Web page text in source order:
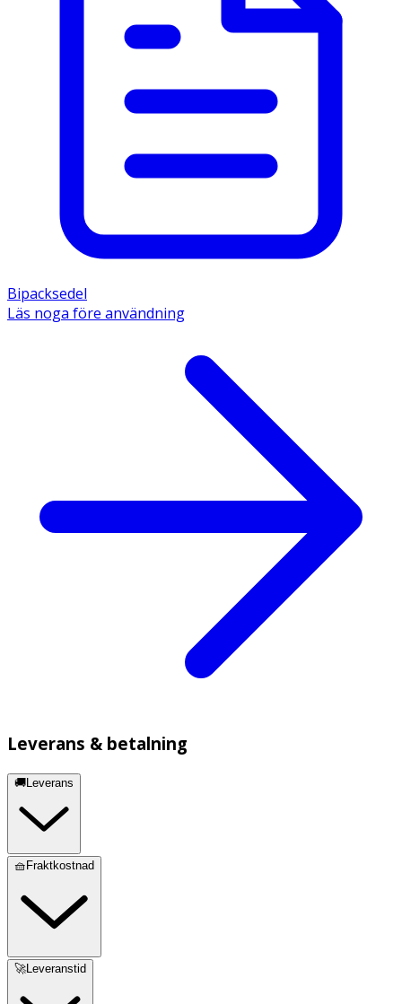
Bipacksedel
Läs noga före användning
Leverans & betalning
🚚Leverans
🧺Fraktkostnad
🚀Leveranstid